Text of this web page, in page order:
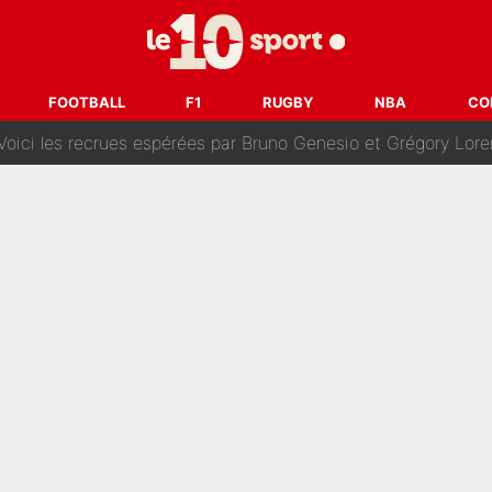
FOOTBALL F1 RUGBY NBA
le PSG : Un gros club étranger prêt à relancer le feuilleton pour la
: Les révélations de la famille Zidane sur sa prise de
les recrues espérées par Bruno Genesio et Grégory